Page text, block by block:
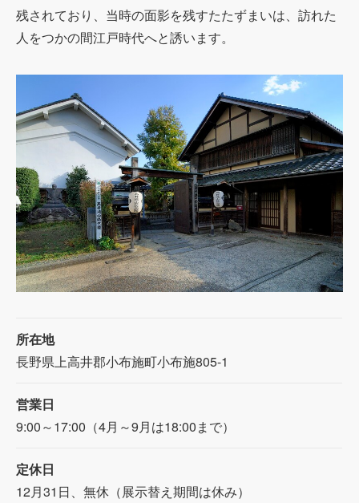
残されており、当時の面影を残すたたずまいは、訪れた
人をつかの間江戸時代へと誘います。
所在地
長野県上高井郡小布施町小布施805-1
営業日
9:00～17:00（4月～9月は18:00まで）
定休日
12月31日、無休（展示替え期間は休み）